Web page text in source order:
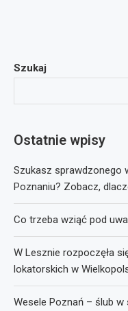
Szukaj
Ostatnie wpisy
Szukasz sprawdzonego
Poznaniu? Zobacz,
Co trzeba wziąć pod
W Lesznie rozpoczęła
lokatorskich w
Wesele Poznań – ślub